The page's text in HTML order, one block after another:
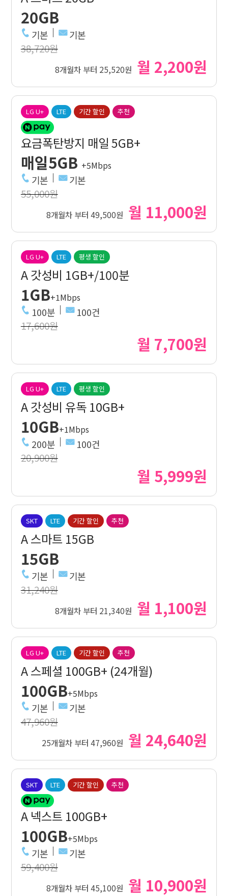
20GB
기본 기본
38,720원
8개월차 부터 25,520원 월 2,200원
LG U+ LTE 기간 할인 추천
요금폭탄방지 매일 5GB+
매일5GB +5Mbps
기본 기본
55,000원
8개월차 부터 49,500원 월 11,000원
LG U+ LTE 평생 할인
A 갓성비 1GB+/100분
1GB+1Mbps
100분 100건
17,600원
월 7,700원
LG U+ LTE 평생 할인
A 갓성비 유독 10GB+
10GB+1Mbps
200분 100건
20,900원
월 5,999원
SKT LTE 기간 할인 추천
A 스마트 15GB
15GB
기본 기본
31,240원
8개월차 부터 21,340원 월 1,100원
LG U+ LTE 기간 할인 추천
A 스페셜 100GB+ (24개월)
100GB+5Mbps
기본 기본
47,960원
25개월차 부터 47,960원 월 24,640원
SKT LTE 기간 할인 추천
A 넥스트 100GB+
100GB+5Mbps
기본 기본
59,400원
8개월차 부터 45,100원 월 10,900원